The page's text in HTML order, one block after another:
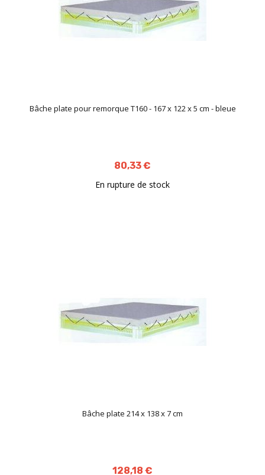
Bâche plate pour remorque T160 - 167 x 122 x 5 cm - bleue
80,33 €
En rupture de stock
Bâche plate 214 x 138 x 7 cm
128,18 €